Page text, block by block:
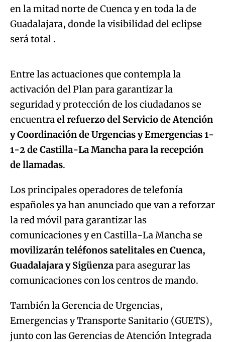
en la mitad norte de Cuenca y en toda la de
Guadalajara, donde la visibilidad del eclipse
será total .
Try again
Entre las actuaciones que contempla la
activación del Plan para garantizar la
seguridad y protección de los ciudadanos se
encuentrael refuerzo del Servicio de Atención
y Coordinación de Urgencias y Emergencias 1-
1-2de Castilla-La Mancha para la recepción
de llamadas.
Los principales operadores de telefonía
españoles ya han anunciado que van a reforzar
la red móvil para garantizar las
comunicaciones y en Castilla-La Mancha se
movilizarán teléfonos satelitales en Cuenca,
Guadalajara y Sigüenzapara asegurar las
comunicaciones con los centros de mando.
También la Gerencia de Urgencias,
Emergencias y Transporte Sanitario (GUETS),
junto con las Gerencias de Atención Integrada